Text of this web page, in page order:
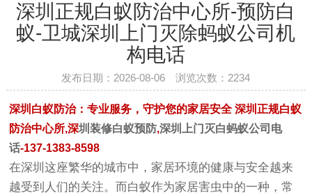
深圳正规白蚁防治中心所-预防白
蚁-卫城深圳上门灭除蚂蚁公司机
构电话
发布日期：2026-08-06 浏览次数： 2234
深圳白蚁防治：专业服务，守护您的家居安全 深圳正规白蚁
防治中心所,深圳装修白蚁预防,深圳上门灭白蚂蚁公司电
话-137-1383-8598
在深圳这座繁华的城市中，家居环境的健康与安全越来
越受到人们的关注。而白蚁作为家居害虫中的一种，常